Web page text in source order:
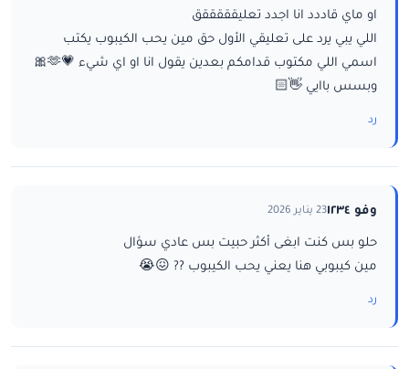
او ماي قاددد انا اجدد تعليقققققق
اللي يبي يرد على تعليقي الأول حق مين يحب الكيبوب يكتب
اسمي اللي مكتوب قدامكم بعدين يقول انا او اي شيء 💗🫶🎀
وبسس باايي 👋🏻
رد
وفو ١٢٣٤ 23 يناير 2026
حلو بس كنت ابغى أكثر حبيت بس عادي سؤال
مين كيبوبي هنا يعني يحب الكيبوب ?? 😖😭
رد